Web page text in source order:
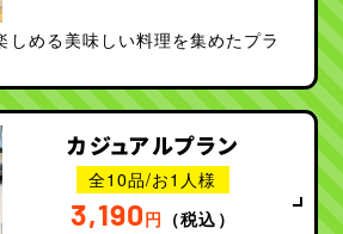
しめる美味しい料理を集めたプラ
カジュアルプラン
全10品/お1人様
3,190円 （税込）